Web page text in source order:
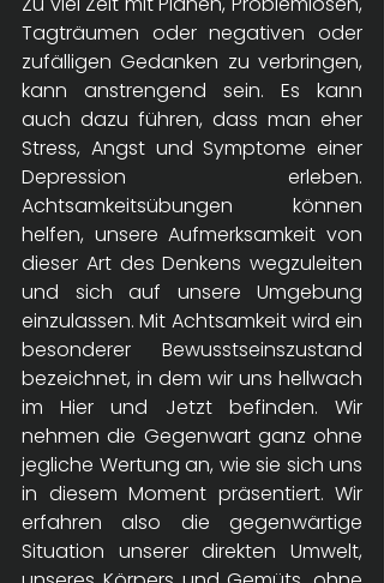
Tagträumen oder negativen oder
zufälligen Gedanken zu verbringen,
kann anstrengend sein. Es kann
auch dazu führen, dass man eher
Stress, Angst und Symptome einer
Depression erleben.
Achtsamkeitsübungen können
helfen, unsere Aufmerksamkeit von
dieser Art des Denkens wegzuleiten
und sich auf unsere Umgebung
einzulassen. Mit Achtsamkeit wird ein
besonderer Bewusstseinszustand
bezeichnet, in dem wir uns hellwach
im Hier und Jetzt befinden. Wir
nehmen die Gegenwart ganz ohne
jegliche Wertung an, wie sie sich uns
in diesem Moment präsentiert. Wir
erfahren also die gegenwärtige
Situation unserer direkten Umwelt,